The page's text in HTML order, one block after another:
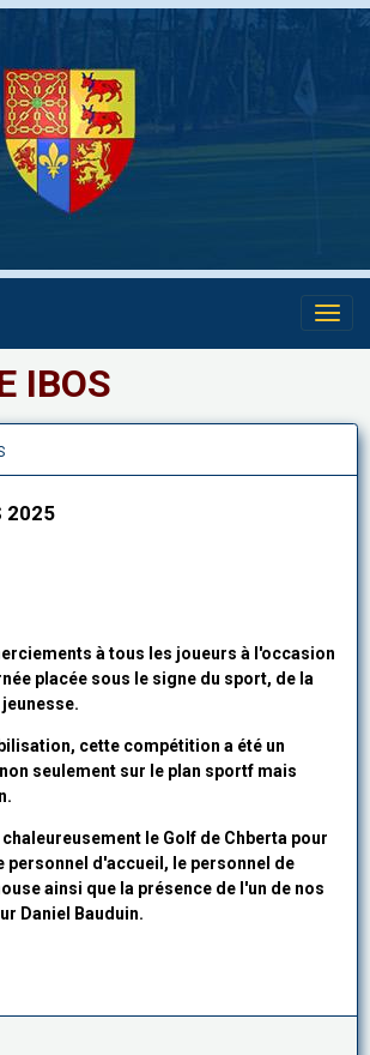
IBOS
2025
à tous les joueurs à l'occasion
placée sous le signe du sport, de la
cette compétition a été un
seulement sur le plan sportf mais
le Golf de Chberta pour
personnel d'accueil, le personnel de
ainsi que la présence de l'un de nos
Daniel Bauduin.